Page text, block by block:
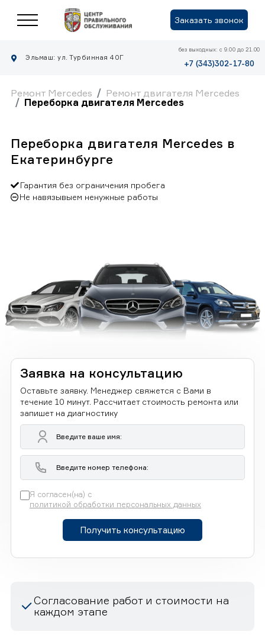
Заказать звонок
Эльмаш: ул. Турбинная 40Г
без выходных: с 9.00 до 21.00
+7 (343)302-17-80
Ремонт Mercedes
Ремонт двигателя Mercedes
Переборка двигателя Mercedes
Переборка двигателя Mercedes в
Екатеринбурге
Гарантия без ограничения пробега
Не навязывыем ненужные работы
Заявка на консультацию
Оставьте заявку. Менеджер свяжется с Вами в
течение 10 минут. Рассчитает стоимость ремонта или
запишет на диагностику
Я согласен(на) с
политикой обработки персональных данных
Получить консультацию
Согласование работ и стоимости на
каждом этапе